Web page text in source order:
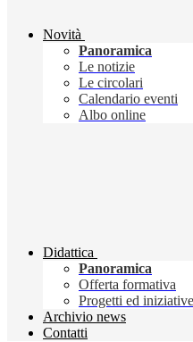
Novità
Panoramica
Le notizie
Le circolari
Calendario eventi
Albo online
Didattica
Panoramica
Offerta formativa
Progetti ed iniziative
Archivio news
Contatti